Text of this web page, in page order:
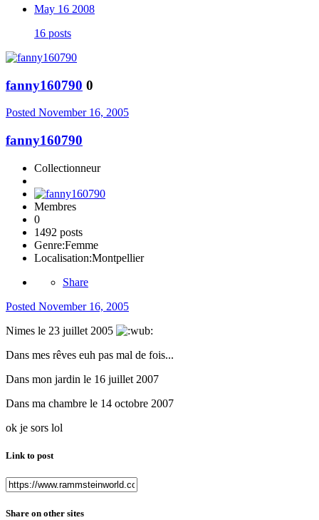
May 16 2008
16 posts
fanny160790 0
Posted November 16, 2005
fanny160790
Collectionneur
Membres
0
1492 posts
Genre:Femme
Localisation:Montpellier
Share
Posted November 16, 2005
Nimes le 23 juillet 2005
Dans mes rêves euh pas mal de fois...
Dans mon jardin le 16 juillet 2007
Dans ma chambre le 14 octobre 2007
ok je sors lol
Link to post
Share on other sites